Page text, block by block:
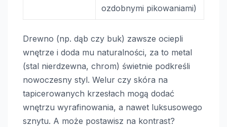
ozdobnymi pikowaniami)
Drewno (np. dąb czy buk) zawsze ociepli
wnętrze i doda mu naturalności, za to metal
(stal nierdzewna, chrom) świetnie podkreśli
nowoczesny styl. Welur czy skóra na
tapicerowanych krzesłach mogą dodać
wnętrzu wyrafinowania, a nawet luksusowego
sznytu. A może postawisz na kontrast?